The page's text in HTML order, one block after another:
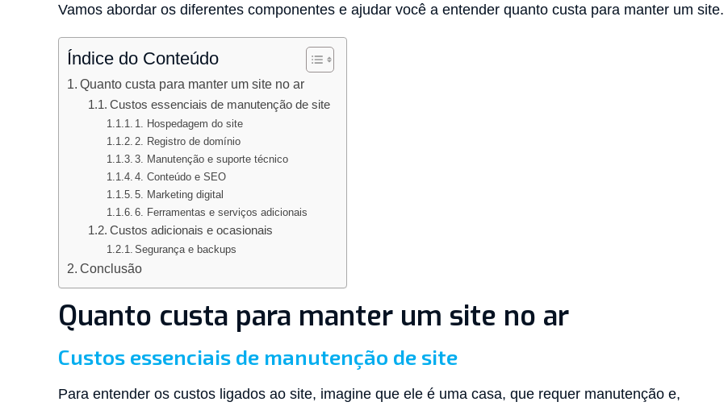
Vamos abordar os diferentes componentes e ajudar você a entender quanto custa para manter um site.
Índice do Conteúdo
Quanto custa para manter um site no ar
Custos essenciais de manutenção de site
1. Hospedagem do site
2. Registro de domínio
3. Manutenção e suporte técnico
4. Conteúdo e SEO
5. Marketing digital
6. Ferramentas e serviços adicionais
Custos adicionais e ocasionais
Segurança e backups
Conclusão
Quanto custa para manter um site no ar
Custos essenciais de manutenção de site
Para entender os custos ligados ao site, imagine que ele é uma casa, que requer manutenção e,